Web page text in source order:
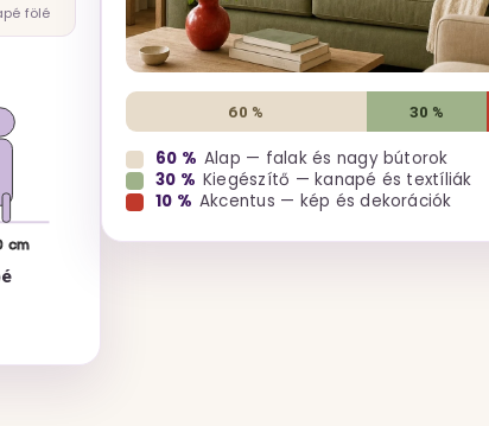
fölé
cm
60 % 30 %
60 % Alap — falak és nagy bútorok
30 % Kiegészítő — kanapé és textíliák
10 % Akcentus — kép és dekorációk